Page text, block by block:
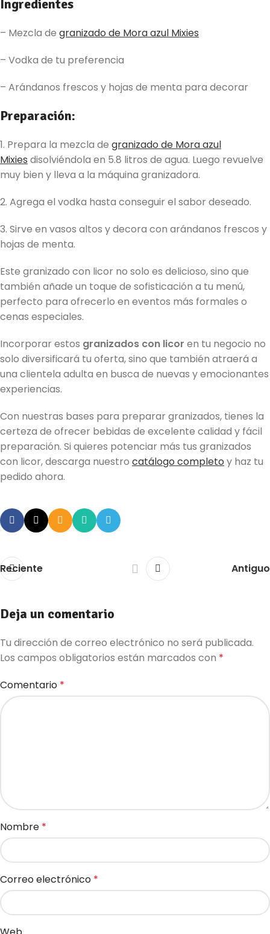
Ingredientes
– Mezcla de granizado de Mora azul Mixies
– Vodka de tu preferencia
– Arándanos frescos y hojas de menta para decorar
Preparación:
1. Prepara la mezcla de granizado de Mora azul
Mixies disolviéndola en 5.8 litros de agua. Luego revuelve
muy bien y lleva a la máquina granizadora.
2. Agrega el vodka hasta conseguir el sabor deseado.
3. Sirve en vasos altos y decora con arándanos frescos y
hojas de menta.
Este granizado con licor no solo es delicioso, sino que
también añade un toque de sofisticación a tu menú,
perfecto para ofrecerlo en eventos más formales o
cenas especiales.
Incorporar estos granizados con licor en tu negocio no
solo diversificará tu oferta, sino que también atraerá a
una clientela adulta en busca de nuevas y emocionantes
experiencias.
Con nuestras bases para preparar granizados, tienes la
certeza de ofrecer bebidas de excelente calidad y fácil
preparación. Si quieres potenciar más tus granizados
con licor, descarga nuestro catálogo completo y haz tu
pedido ahora.
Reciente Antiguo
Deja un comentario
Tu dirección de correo electrónico no será publicada.
Los campos obligatorios están marcados con *
Comentario *
Nombre *
Correo electrónico *